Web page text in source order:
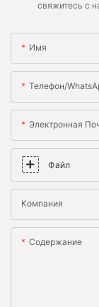
свяжитесь с
Имя
Телефон/
Электронная
Файл
Компания
Содержание